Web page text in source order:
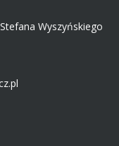
Wyszyńskiego